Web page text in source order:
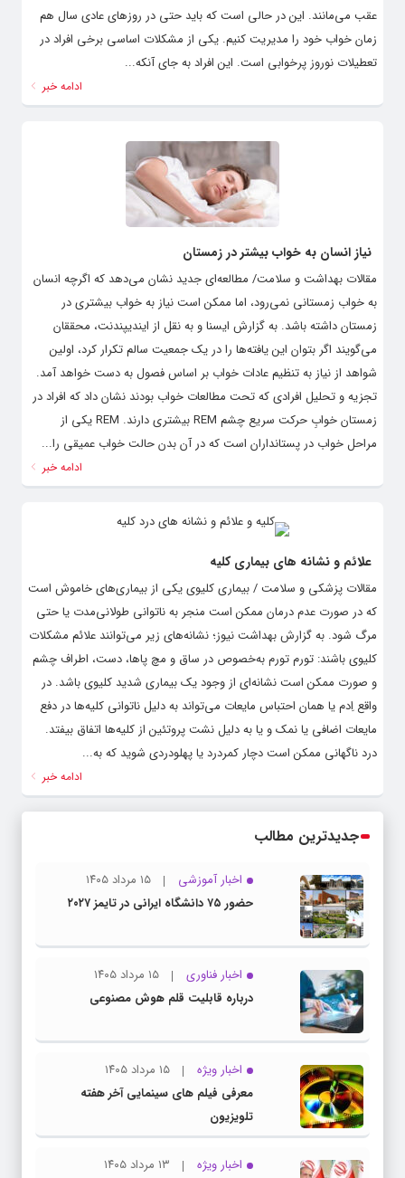
عقب می‌مانند. این در حالی است که باید حتی در روزهای عادی سال هم
زمان خواب خود را مدیریت کنیم. یکی از مشکلات اساسی برخی افراد در
تعطیلات نوروز پرخوابی است. این افراد به جای آنکه...
ادامه خبر
نیاز انسان به خواب بیشتر در زمستان
مقالات بهداشت و سلامت/ مطالعه‌ای جدید نشان می‌دهد که اگرچه انسان
به خواب زمستانی نمی‌رود، اما ممکن است نیاز به خواب بیشتری در
زمستان داشته باشد. به گزارش ایسنا و به نقل از ایندیپندنت، محققان
می‌گویند اگر بتوان این یافته‌ها را در یک جمعیت سالم تکرار کرد، اولین
شواهد از نیاز به تنظیم عادات خواب بر اساس فصول به دست خواهد آمد.
تجزیه و تحلیل افرادی که تحت مطالعات خواب بودند نشان داد که افراد در
زمستان خوابِ حرکت سریع چشم REM بیشتری دارند. REM یکی از
مراحل خواب در پستانداران است که در آن بدن حالت خواب عمیقی را...
ادامه خبر
علائم و نشانه های بیماری کلیه
مقالات پزشکی و سلامت / بیماری کلیوی یکی از بیماری‌های خاموش است
که در صورت عدم درمان ممکن است منجر به ناتوانی طولانی‌مدت یا حتی
مرگ شود. به گزارش بهداشت نیوز؛ نشانه‌های زیر می‌توانند علائم مشکلات
کلیوی باشند: تورم تورم به‌خصوص در ساق و مچ پاها، دست، اطراف چشم
و صورت ممکن است نشانه‌ای از وجود یک بیماری شدید کلیوی باشد. در
واقع اِدم یا همان احتباس مایعات می‌تواند به دلیل ناتوانی کلیه‌ها در دفع
مایعات اضافی یا نمک و یا به دلیل نشت پروتئین از کلیه‌ها اتفاق بیفتد.
درد ناگهانی ممکن است دچار کمردرد یا پهلودردی شوید که به...
ادامه خبر
جدیدترین مطالب
اخبار آموزشی
۱۵ مرداد ۱۴۰۵
حضور ۷۵ دانشگاه ایرانی در تایمز ۲۰۲۷
اخبار فناوری
۱۵ مرداد ۱۴۰۵
درباره قابلیت قلم هوش مصنوعی
اخبار ویژه
۱۵ مرداد ۱۴۰۵
معرفی فیلم های سینمایی آخر هفته
تلویزیون
اخبار ویژه
۱۳ مرداد ۱۴۰۵